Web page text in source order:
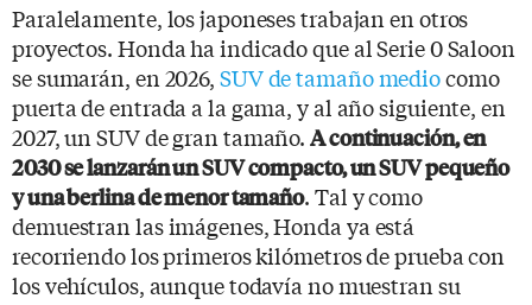
Paralelamente, los japoneses trabajan en otros
proyectos. Honda ha indicado que al Serie 0 Saloon
se sumarán, en 2026,SUV de tamaño mediocomo
puerta de entrada a la gama, y al año siguiente, en
2027, un SUV de gran tamaño.A continuación, en
2030 se lanzarán un SUV compacto, un SUV pequeño
y una berlina de menor tamaño. Tal y como
demuestran las imágenes, Honda ya está
recorriendo los primeros kilómetros de prueba con
los vehículos, aunque todavía no muestran su